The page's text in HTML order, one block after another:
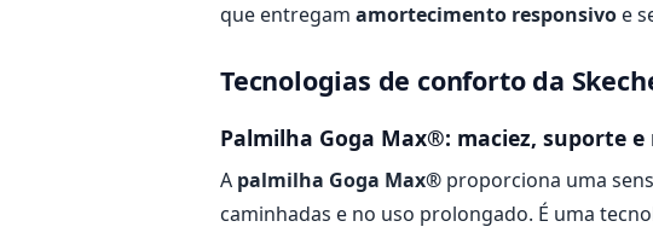
que entregam amortecimento responsivo e
Tecnologias de conforto da
Palmilha Goga Max®: maciez, suporte
A palmilha Goga Max® proporciona uma
caminhadas e no uso prolongado. É uma